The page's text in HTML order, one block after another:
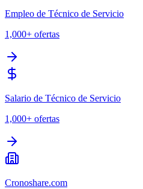
Empleo de Técnico de Servicio
1,000+ ofertas
Salario de Técnico de Servicio
1,000+ ofertas
Cronoshare.com